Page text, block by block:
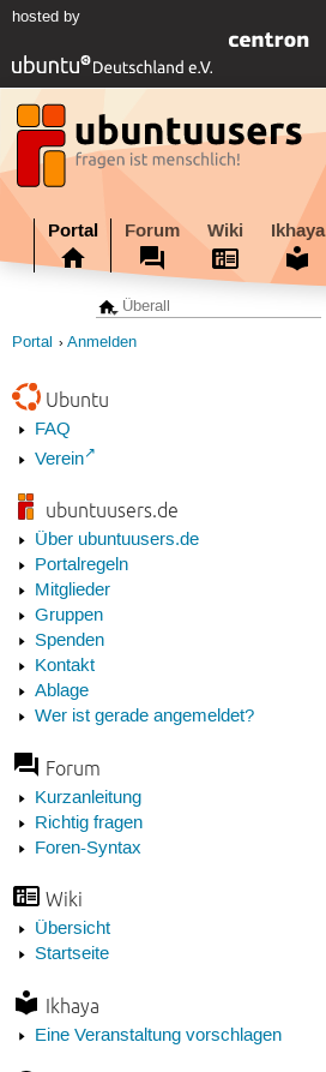
hosted by
Portal Forum Wiki Ikhaya
Portal Anmelden
Ubuntu
FAQ
Verein
ubuntuusers.de
Über ubuntuusers.de
Portalregeln
Mitglieder
Gruppen
Spenden
Kontakt
Ablage
Wer ist gerade angemeldet?
Forum
Kurzanleitung
Richtig fragen
Foren-Syntax
Wiki
Übersicht
Startseite
Ikhaya
Eine Veranstaltung vorschlagen